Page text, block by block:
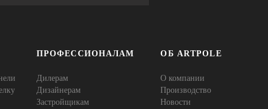
ПРОФЕССИОНАЛАМ
Дилерам
Дизайнерам
Застройщикам
ОБ ARTPOLE
О компании
Производство
Новости